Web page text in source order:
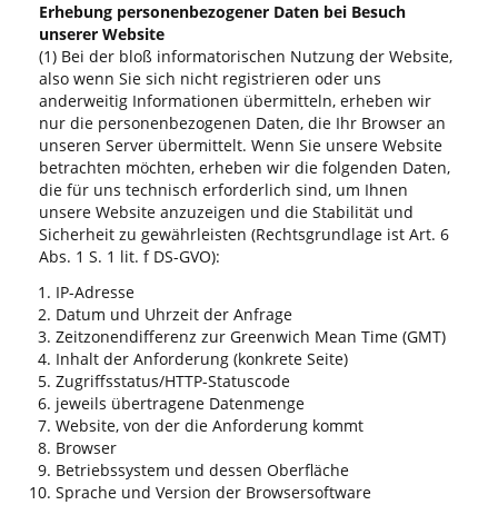
Erhebung personenbezogener Daten bei Besuch
unserer Website
(1) Bei der bloß informatorischen Nutzung der Website,
also wenn Sie sich nicht registrieren oder uns
anderweitig Informationen übermitteln, erheben wir
nur die personenbezogenen Daten, die Ihr Browser an
unseren Server übermittelt. Wenn Sie unsere Website
betrachten möchten, erheben wir die folgenden Daten,
die für uns technisch erforderlich sind, um Ihnen
unsere Website anzuzeigen und die Stabilität und
Sicherheit zu gewährleisten (Rechtsgrundlage ist Art. 6
Abs. 1 S. 1 lit. f DS-GVO):
IP-Adresse
Datum und Uhrzeit der Anfrage
Zeitzonendifferenz zur Greenwich Mean Time (GMT)
Inhalt der Anforderung (konkrete Seite)
Zugriffsstatus/HTTP-Statuscode
jeweils übertragene Datenmenge
Website, von der die Anforderung kommt
Browser
Betriebssystem und dessen Oberfläche
Sprache und Version der Browsersoftware